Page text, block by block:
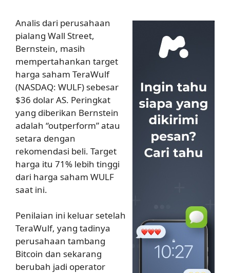
Analis dari perusahaan
pialang Wall Street,
Bernstein, masih
mempertahankan target
harga saham TeraWulf
(NASDAQ: WULF) sebesar
$36 dolar AS. Peringkat
yang diberikan Bernstein
adalah “outperform” atau
setara dengan
rekomendasi beli. Target
harga itu 71% lebih tinggi
dari harga saham WULF
saat ini.
Penilaian ini keluar setelah
TeraWulf, yang tadinya
perusahaan tambang
Bitcoin dan sekarang
berubah jadi operator